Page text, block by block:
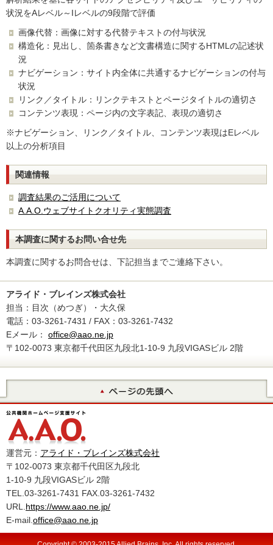
状況をAレベル～Iレベルの9段階で評価
画像代替：画像に対する代替テキストの付与状況
構造化：見出し、箇条書きなど文書構造に関するHTMLの記述状
況
ナビゲーション：サイト内全体に共通するナビゲーションの付与
状況
リンク／タイトル：リンクテキストとページタイトルの適切さ
コンテンツ表現：ページ内の文字表記、表現の適切さ
※ナビゲーション、リンク／タイトル、コンテンツ表現はEレベル
以上の分析項目
関連情報
調査結果のご活用について
A.A.O.ウェブサイトクオリティ実態調査
本調査に関するお問い合せ先
本調査に関するお問合せは、下記担当までご連絡下さい。
アライド・ブレインズ株式会社
担当：目次（めつぎ）・大久保
電話：03-3261-7431 / FAX：03-3261-7432
Eメール： office@aao.ne.jp
〒102-0073 東京都千代田区九段北1-10-9 九段VIGASビル 2階
運営元： アライド・ブレインズ株式会社
〒102-0073 東京都千代田区九段北
1-10-9 九段VIGASビル 2階
TEL.03-3261-7431 FAX.03-3261-7432
URL. https://www.aao.ne.jp/
E-mail. office@aao.ne.jp